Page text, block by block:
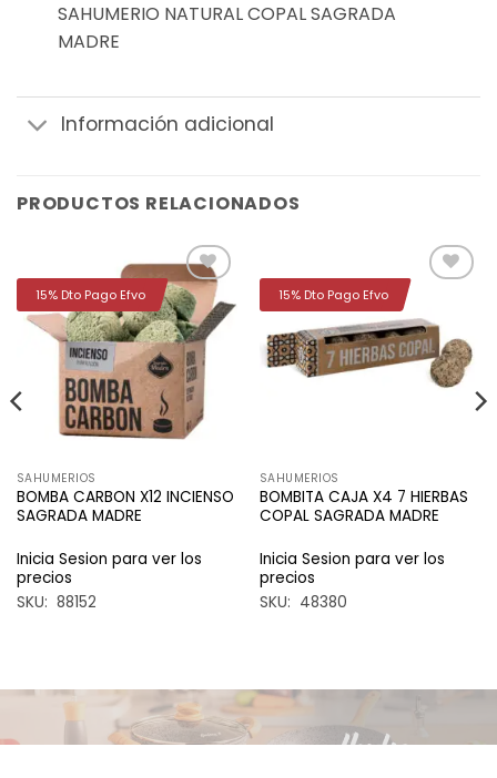
SAHUMERIO NATURAL COPAL SAGRADA
MADRE
Información adicional
PRODUCTOS RELACIONADOS
Añadir
a la
lista de
deseos
SAHUMERIOS
BOMBA CARBON X12 INCIENSO
SAGRADA MADRE
Inicia Sesion para ver los
precios
SKU: 88152
15% Dto Pago Efvo
lista de
deseos
SAHUMERIOS
BOMBITA CAJA X4 7 HIERBAS
COPAL SAGRADA MADRE
Inicia Sesion para ver los
precios
SKU: 48380
15% Dto Pago Efvo